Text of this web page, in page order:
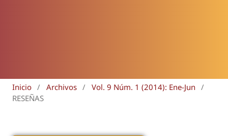
Inicio / Archivos / Vol. 9 Núm. 1 (2014): Ene-Jun
/
RESEÑAS